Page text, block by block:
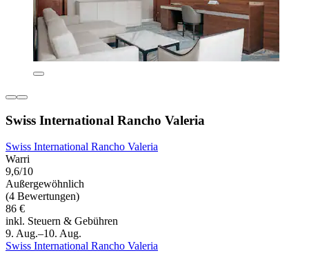
Swiss International Rancho Valeria
Swiss International Rancho Valeria
Warri
9,6/10
Außergewöhnlich
(4 Bewertungen)
86 €
inkl. Steuern & Gebühren
9. Aug.–10. Aug.
Swiss International Rancho Valeria